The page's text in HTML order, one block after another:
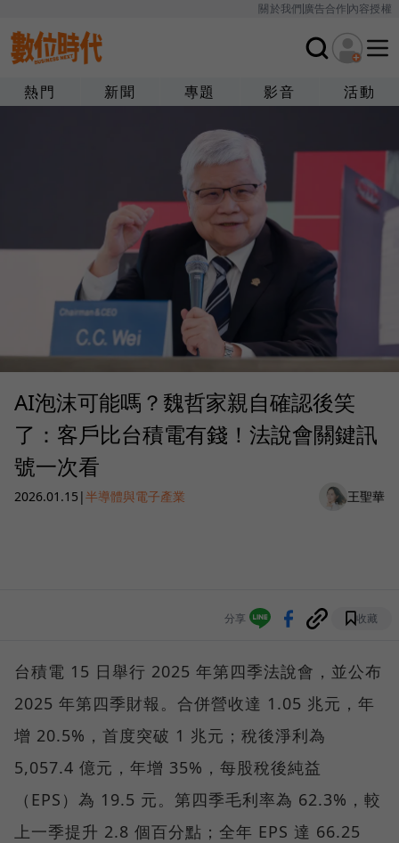
關於我們廣告合作內容授權
熱門 新聞 專題 影音 活動
AI泡沫可能嗎？魏哲家親自確認後笑
了：客戶比台積電有錢！法說會關鍵訊
號一次看
2026.01.15 |半導體與電子產業 王聖華
分享 收藏
台積電 15 日舉行 2025 年第四季法說會，並公布
2025 年第四季財報。合併營收達 1.05 兆元，年
增 20.5%，首度突破 1 兆元；稅後淨利為
5,057.4 億元，年增 35%，每股稅後純益
（EPS）為 19.5 元。第四季毛利率為 62.3%，較
上一季提升 2.8 個百分點；全年 EPS 達 66.25